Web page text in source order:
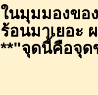
ในมุมมองขอ
ร้อนมาเยอะ
**"จุดนี้คือจุด